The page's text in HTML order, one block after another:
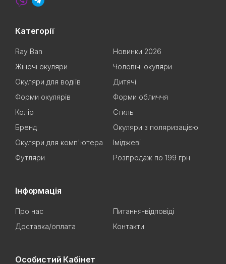
Категорії
Ray Ban
Новинки 2026
Жіночі окуляри
Чоловічі окуляри
Окуляри для водіїв
Дитячі
Форми окулярів
Форми обличчя
Колір
Стиль
Бренд
Окуляри з поляризацією
Окуляри для комп'ютера
Іміджеві
Футляри
Розпродаж по 199 грн
Інформація
Про нас
Питання-відповіді
Доставка/оплата
Контакти
Особистий Кабінет